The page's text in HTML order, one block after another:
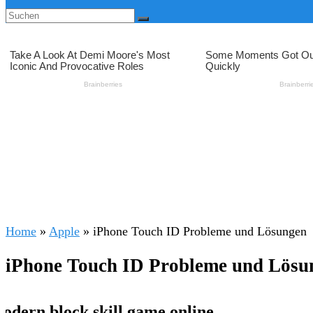
Home » Apple » iPhone Touch ID Probleme und Lösungen
iPhone Touch ID Probleme und